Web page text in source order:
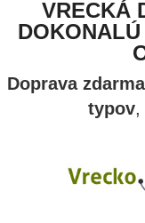
VRECKÁ
Doprava zdarma
typov,